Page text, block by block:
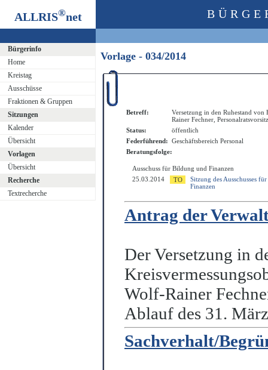
ALLRIS®net
Bürgerinfo
Home
Kreistag
Ausschüsse
Fraktionen & Gruppen
Sitzungen
Kalender
Übersicht
Vorlagen
Übersicht
Recherche
Textrecherche
Vorlage - 034/2014
Betreff:
Versetzung in den Ruhestand von
Rainer Fechner,
Status:
öffentlich
Federführend: Geschäftsbereich Personal
Beratungsfolge:
Ausschuss für Bildung und Finanzen
25.03.2014
Sitzung des Ausschusses
Finanzen
Antrag der
Der Versetzung in
Wolf-Rainer
Ablauf des 31.
Sachverhalt/